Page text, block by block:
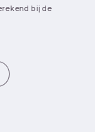
bij de